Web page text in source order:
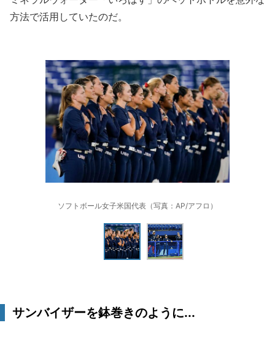
方法で活用していたのだ。
ソフトボール女子米国代表（写真：AP/アフロ）
サンバイザーを鉢巻きのように...